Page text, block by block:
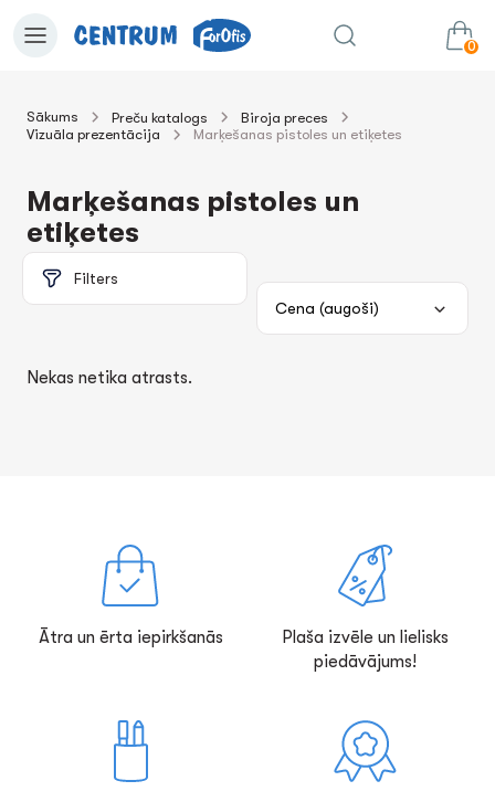
0
uz grozu Summa:0.00€
Sākums Preču katalogs
Biroja preces
Vizuāla prezentācija
Marķešanas pistoles un etiķetes
Marķešanas pistoles un
etiķetes
Filters
Nekas netika atrasts.
Ātra un ērta iepirkšanās
Plaša izvēle un lielisks
piedāvājums!